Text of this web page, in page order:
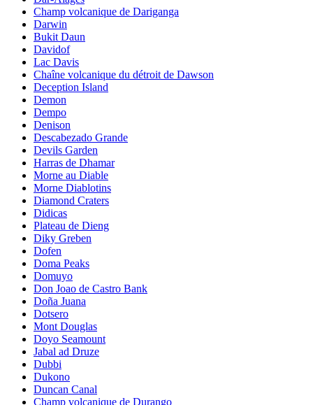
Champ volcanique de Dariganga
Darwin
Bukit Daun
Davidof
Lac Davis
Chaîne volcanique du détroit de Dawson
Deception Island
Demon
Dempo
Denison
Descabezado Grande
Devils Garden
Harras de Dhamar
Morne au Diable
Morne Diablotins
Diamond Craters
Didicas
Plateau de Dieng
Diky Greben
Dofen
Doma Peaks
Domuyo
Don Joao de Castro Bank
Doña Juana
Dotsero
Mont Douglas
Doyo Seamount
Jabal ad Druze
Dubbi
Dukono
Duncan Canal
Champ volcanique de Durango